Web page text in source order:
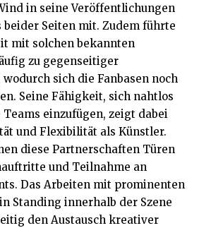
in seine Veröffentlichungen
beider Seiten mit. Zudem führte
mit solchen bekannten
zu gegenseitiger
sich die Fanbasen noch
Seine Fähigkeit, sich nahtlos
einzufügen, zeigt dabei
und Flexibilität als Künstler.
diese Partnerschaften Türen
und Teilnahme an
Das Arbeiten mit prominenten
Standing innerhalb der Szene
den Austausch kreativer